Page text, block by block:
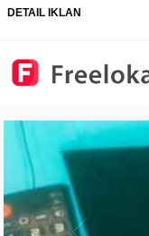
DETAIL IKLAN